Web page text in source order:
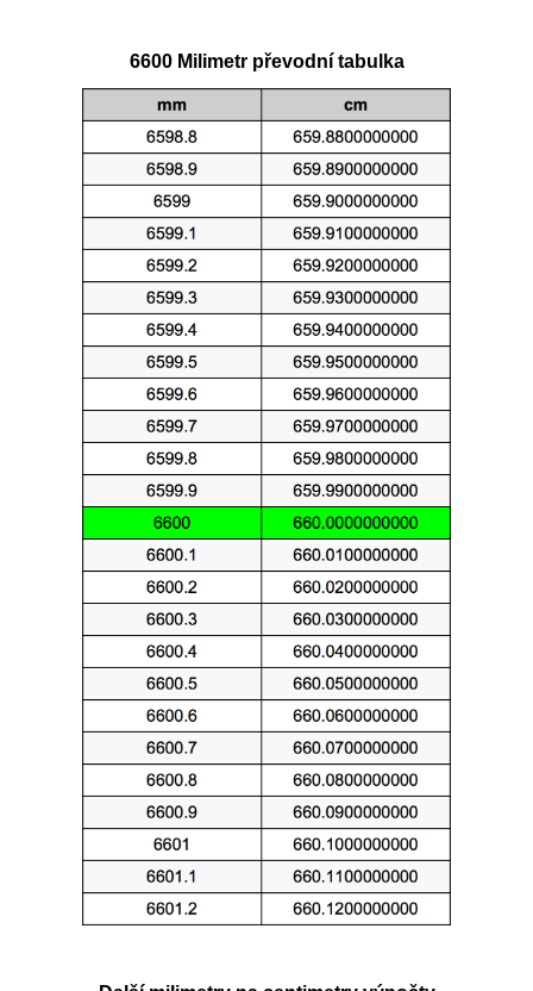
6600 Milimetr převodní tabulka